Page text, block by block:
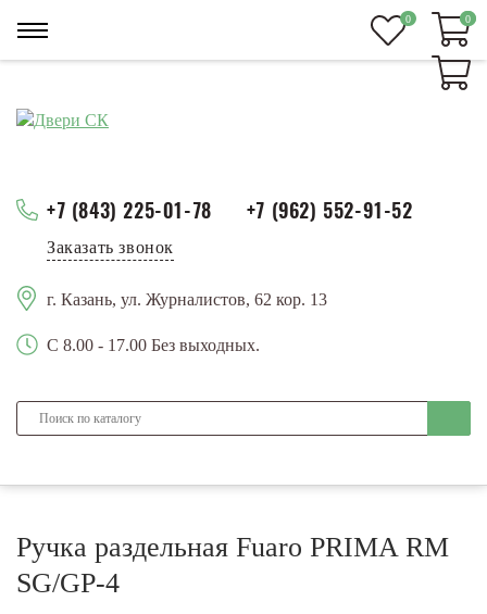
+7 (843) 225-01-78 +7 (962) 552-91-52
Заказать звонок
г. Казань, ул. Журналистов, 62 кор. 13
С 8.00 - 17.00 Без выходных.
0 0
0
Ручка раздельная Fuaro PRIMA RM
SG/GP-4